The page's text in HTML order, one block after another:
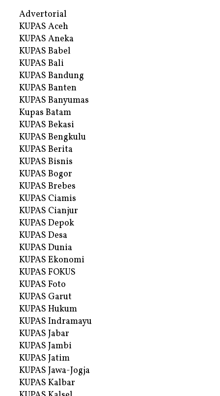
Advertorial
KUPAS Aceh
KUPAS Aneka
KUPAS Babel
KUPAS Bali
KUPAS Bandung
KUPAS Banten
KUPAS Banyumas
Kupas Batam
KUPAS Bekasi
KUPAS Bengkulu
KUPAS Berita
KUPAS Bisnis
KUPAS Bogor
KUPAS Brebes
KUPAS Ciamis
KUPAS Cianjur
KUPAS Depok
KUPAS Desa
KUPAS Dunia
KUPAS Ekonomi
KUPAS FOKUS
KUPAS Foto
KUPAS Garut
KUPAS Hukum
KUPAS Indramayu
KUPAS Jabar
KUPAS Jambi
KUPAS Jatim
KUPAS Jawa-Jogja
KUPAS Kalbar